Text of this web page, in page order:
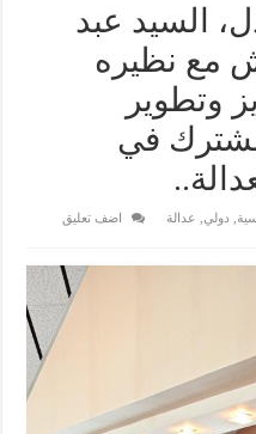
السيد عبد
مع نظيره
وتطوير
في
دولي عدالة
اضف تعليق